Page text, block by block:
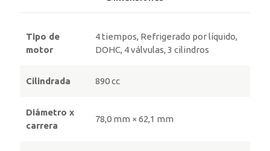
Tipo de
motor
4 tiempos, Refrigerado por líquido,
DOHC, 4 válvulas, 3 cilindros
Cilindrada 890 cc
Diámetro x
carrera
78,0 mm × 62,1 mm